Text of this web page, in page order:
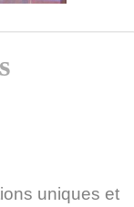
uniques et